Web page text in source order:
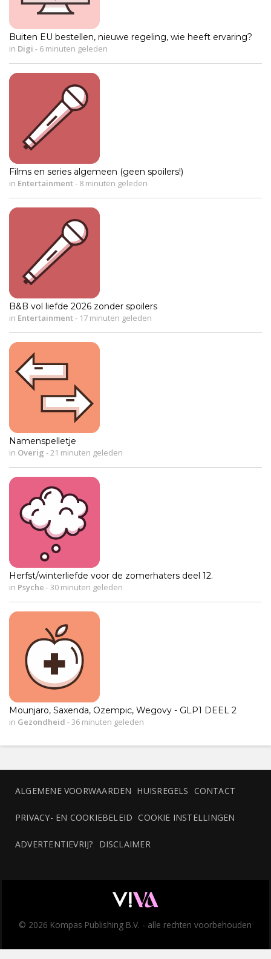
Buiten EU bestellen, nieuwe regeling, wie heeft ervaring?
in Digi - 6 minuten geleden
Films en series algemeen (geen spoilers!)
in Entertainment- 8 minuten geleden
B&B vol liefde 2026 zonder spoilers
in Entertainment- 17 minuten geleden
Namenspelletje
in Overig - 21 minuten geleden
Herfst/winterliefde voor de zomerhaters deel 12.
in Psyche - 30 minuten geleden
Mounjaro, Saxenda, Ozempic, Wegovy - GLP1 DEEL 2
in Gezondheid - 36 minuten geleden
ALGEMENE VOORWAARDEN HUISREGELS CONTACT
PRIVACY- EN COOKIEBELEID COOKIE INSTELLINGEN
ADVERTENTIEVRIJ? DISCLAIMER
© 2026 Kompas Publishing B.V. - alle rechten voorbehouden